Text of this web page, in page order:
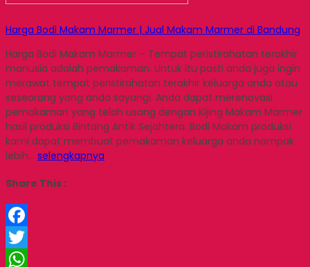
Harga Bodi Makam Marmer | Jual Makam Marmer di Bandung
Harga Bodi Makam Marmer – Tempat peristirahatan terakhir
manusia adalah pemakaman. Untuk itu pasti anda juga ingin
merawat tempat peristirahatan terakhir keluarga anda atau
seseorang yang anda sayangi. Anda dapat merenovasi
pemakaman yang telah usang dengan Kijing Makam Marmer
hasil produksi Bintang Antik Sejahtera. Bodi Makam produksi
kami dapat membuat pemakaman keluarga anda nampak
lebih… selengkapnya
Share This :
Facebook
Twitter